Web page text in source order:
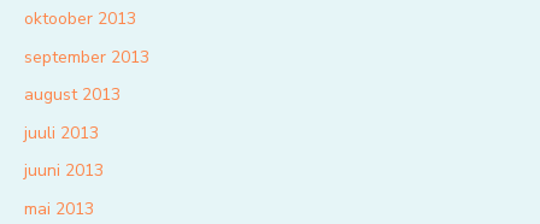
oktoober 2013
september 2013
august 2013
juuli 2013
juuni 2013
mai 2013